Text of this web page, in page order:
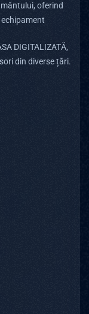
oferind
DIGITALIZATĂ,
din diverse țări.